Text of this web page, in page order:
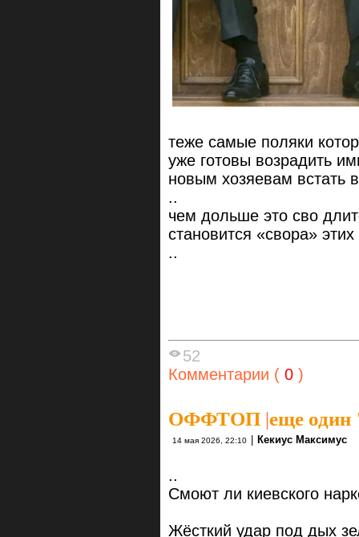
теже самые поляки
уже готовы возрадить
новым хозяевам встать
..
чем дольше это сво
становится «свора» этих
..
52
Комментарии ( 0 )
ОФФТОП |еще один
14 мая 2026, 22:10 Кекиус Максимус
..
Смоют ли киевского
Жёсткий удар под дых